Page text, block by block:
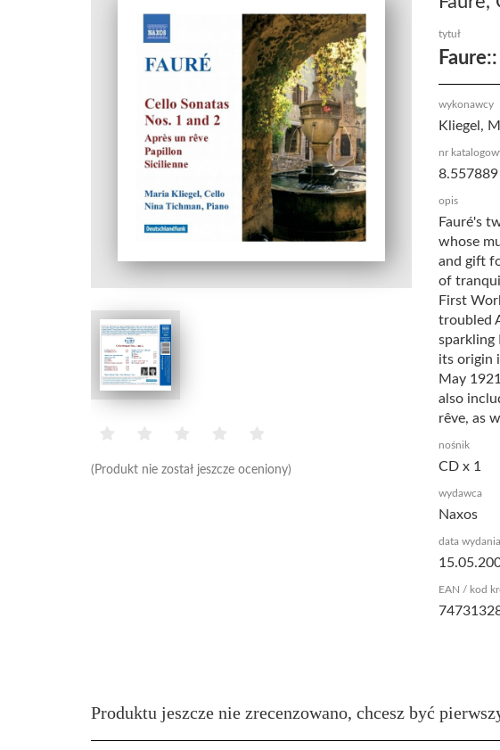
(Produkt nie został jeszcze oceniony)
tytuł
wykonawcy
Kliegel,
nr
8.557889
opis
Fauré's
whose
and gift
of
First
troubled
sparkling
its origin
May
also
rêve, as
nośnik
CD x 1
wydawca
Naxos
data wydania
EAN / kod
Produktu jeszcze nie zrecenzowano, chcesz być